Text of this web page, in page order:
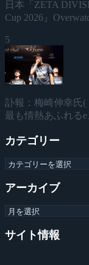
日本「ZETA
Cup 2026』
5
訃報：梅崎伸幸氏(
最も情熱あふれる
カテゴリー
アーカイブ
サイト情報